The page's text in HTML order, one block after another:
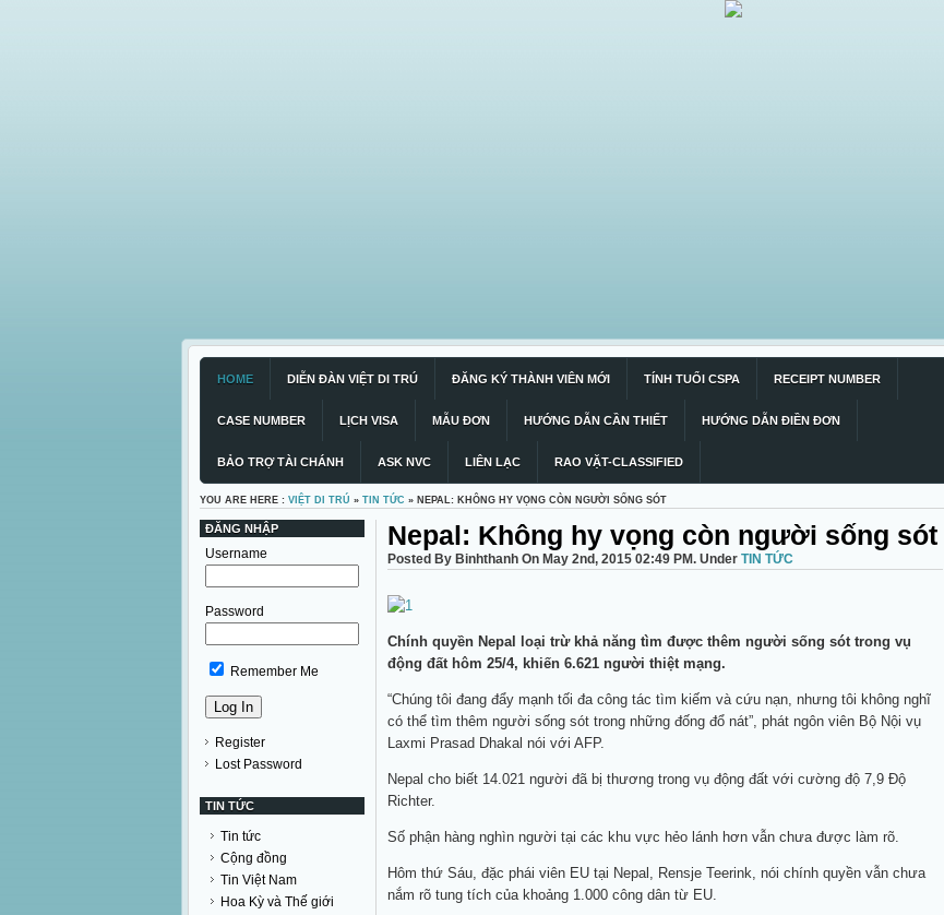
HOME DIỄN ĐÀN VIỆT DI TRÚ ĐĂNG KÝ THÀNH VIÊN MỚI TÍNH TUỔI CSPA RECEIPT NUMBER
CASE NUMBER LỊCH VISA MẪU ĐƠN HƯỚNG DẪN CẦN THIẾT HƯỚNG DẪN ĐIỀN ĐƠN
BẢO TRỢ TÀI CHÁNH ASK NVC LIÊN LẠC RAO VẶT-CLASSIFIED
YOU ARE HERE : VIỆT DI TRÚ » TIN TỨC » NEPAL: KHÔNG HY VỌNG CÒN NGƯỜI SỐNG SÓT
ĐĂNG NHẬP
Username
Password
Remember Me
Register
Lost Password
TIN TỨC
Tin tức
Cộng đồng
Tin Việt Nam
Hoa Kỳ và Thế giới
Nepal: Không hy vọng còn người sống sót
Posted By Binhthanh On May 2nd, 2015 02:49 PM. Under TIN TỨC
Chính quyền Nepal loại trừ khả năng tìm được thêm người sống sót trong vụ
động đất hôm 25/4, khiến 6.621 người thiệt mạng.
“Chúng tôi đang đẩy mạnh tối đa công tác tìm kiếm và cứu nạn, nhưng tôi không nghĩ
có thể tìm thêm người sống sót trong những đống đổ nát”, phát ngôn viên Bộ Nội vụ
Laxmi Prasad Dhakal nói với AFP.
Nepal cho biết 14.021 người đã bị thương trong vụ động đất với cường độ 7,9 Độ
Richter.
Số phận hàng nghìn người tại các khu vực hẻo lánh hơn vẫn chưa được làm rõ.
Hôm thứ Sáu, đặc phái viên EU tại Nepal, Rensje Teerink, nói chính quyền vẫn chưa
nắm rõ tung tích của khoảng 1.000 công dân từ EU.